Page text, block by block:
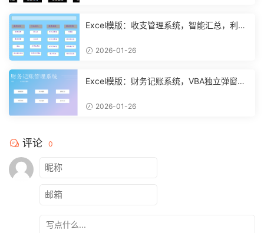
Excel模版：收支管理系统，智能汇总，利润
2026-01-26
Excel模版：财务记账系统，VBA独立弹窗，
2026-01-26
评论 0